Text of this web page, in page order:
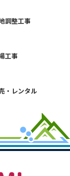
調整工事
工事
・レンタル